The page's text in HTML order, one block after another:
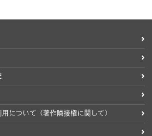
について（著作隣接権に関して）